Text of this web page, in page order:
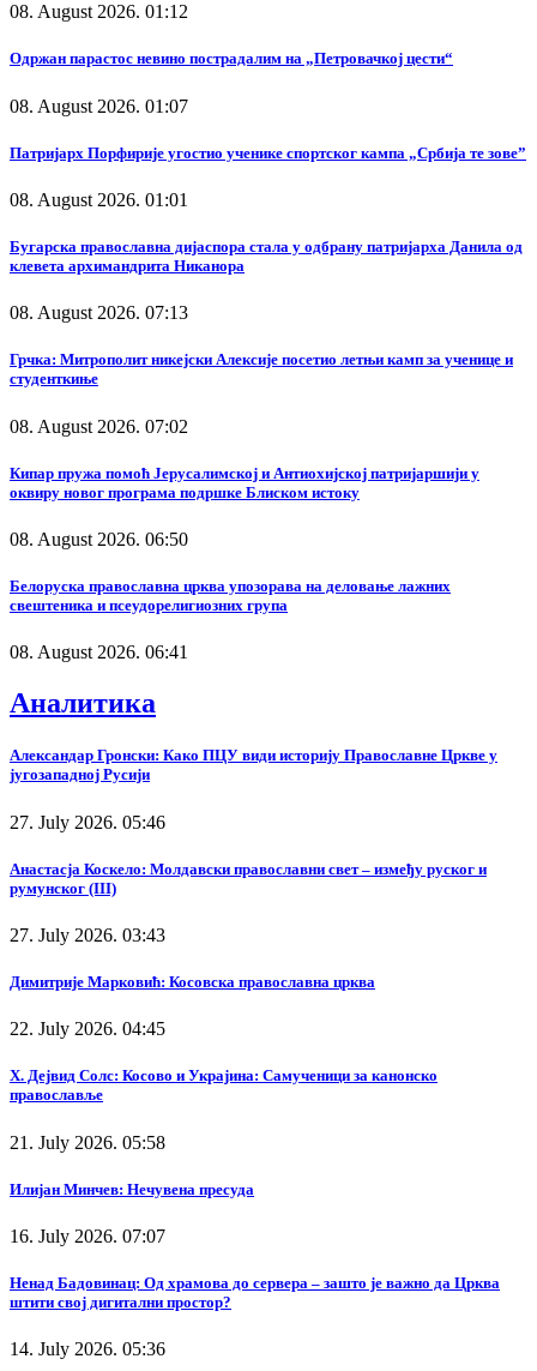
08. August 2026. 01:12
Одржан парастос невино пострадалим на „Петровачкој цести“
08. August 2026. 01:07
Патријарх Порфирије угостио ученике спортског кампа „Србија те зове”
08. August 2026. 01:01
Бугарска православна дијаспора стала у одбрану патријарха Данила од
клевета архимандрита Никанора
08. August 2026. 07:13
Грчка: Митрополит никејски Алексије посетио летњи камп за ученице и
студенткиње
08. August 2026. 07:02
Кипар пружа помоћ Јерусалимској и Антиохијској патријаршији у
оквиру новог програма подршке Блиском истоку
08. August 2026. 06:50
Белоруска православна црква упозорава на деловање лажних
свештеника и псеудорелигиозних група
08. August 2026. 06:41
Аналитика
Александар Гронски: Како ПЦУ види историју Православне Цркве у
југозападној Русији
27. July 2026. 05:46
Анастасја Коскело: Молдавски православни свет – између руског и
румунског (III)
27. July 2026. 03:43
Димитрије Марковић: Косовска православна црква
22. July 2026. 04:45
Х. Дејвид Солс: Косово и Украјина: Самученици за канонско
православље
21. July 2026. 05:58
Илијан Минчев: Нечувена пресуда
16. July 2026. 07:07
Ненад Бадовинац: Од храмова до сервера – зашто је важно да Црква
штити свој дигитални простор?
14. July 2026. 05:36